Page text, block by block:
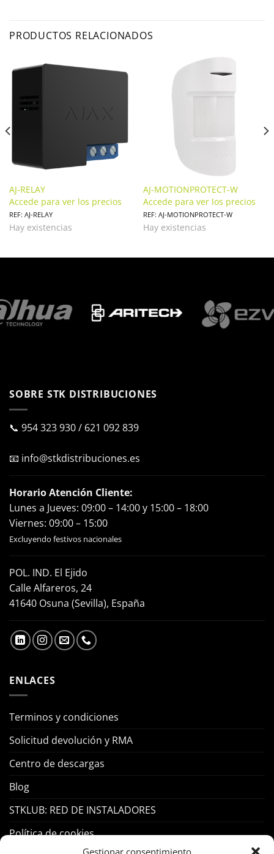
PRODUCTOS RELACIONADOS
AJ-RELAY
Accede para ver los precios
REF: AJ-RELAY
Hay existencias
AJ-MOTIONPROTECT-W
Accede para ver los precios
REF: AJ-MOTIONPROTECT-W
Hay existencias
SOBRE STK DISTRIBUCIONES
📞 954 323 930/ 621 092 839
📧 info@stkdistribuciones.es
Horario Atención Cliente:
Lunes a Jueves: 09:00 – 14:00 y 15:00 – 18:00
Viernes: 09:00 – 15:00
Excluyendo festivos nacionales
POL. IND. El Ejido
Calle Alfareros, 24
41640 Osuna (Sevilla), España
ENLACES
Terminos y condiciones
Solicitud devolución y RMA
Centro de descargas
Blog
STKLUB: RED DE INSTALADORES
Política de cookies